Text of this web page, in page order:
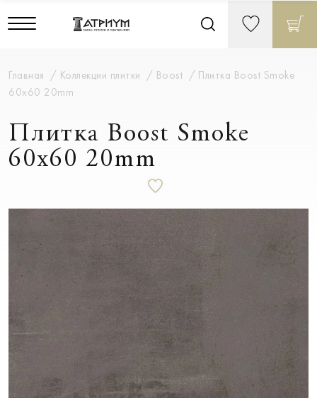
Главная Коллекции плитки Boost
Плитка Boost Smoke
60x60 20mm
Плитка Boost Smoke
60x60 20mm